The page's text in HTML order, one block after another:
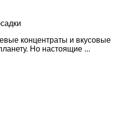
концентраты и вкусовые
Но настоящие ...